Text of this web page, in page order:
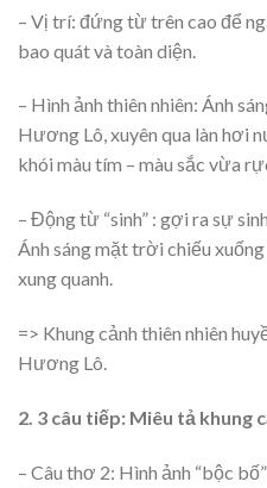
– Vị trí: đứng từ trên cao để
bao quát và toàn diện.
– Hình ảnh thiên nhiên: Ánh
Hương Lô, xuyên qua làn hơi
khói màu tím – màu sắc vừa
– Động từ “sinh” : gợi ra sự
Ánh sáng mặt trời chiếu
xung quanh.
=> Khung cảnh thiên nhiên
Hương Lô.
2. 3 câu tiếp: Miêu tả khung
– Câu thơ 2: Hình ảnh “bộc